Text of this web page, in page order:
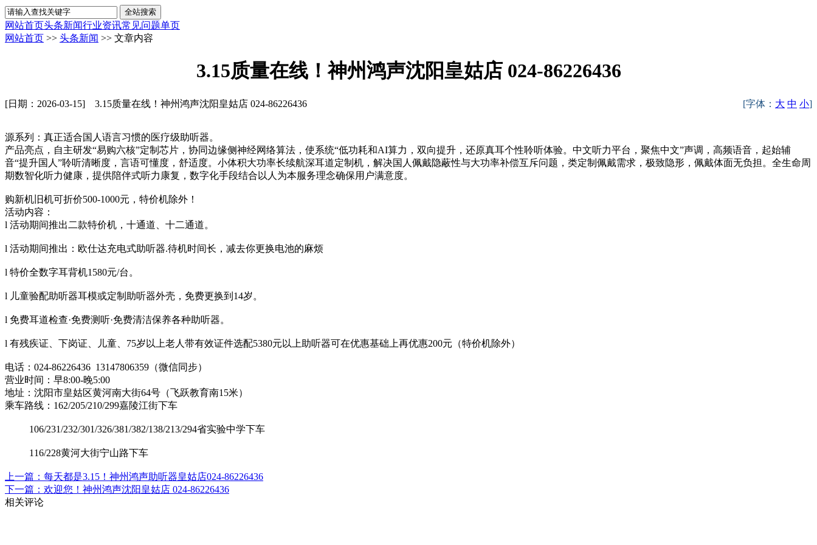
网站首页头条新闻行业资讯常见问题单页
网站首页 >> 头条新闻 >> 文章内容
3.15质量在线！神州鸿声沈阳皇姑店 024-86226436
[日期：2026-03-15] [字体： 大 中 小]
3.15质量在线！神州鸿声沈阳皇姑店 024-86226436
源系列：真正适合国人语言习惯的医疗级助听器。
产品亮点，自主研发“易购六核”定制芯片，协同边缘侧神经网络算法，使系统“低功耗和AI算力，双向提升，还原真耳个性聆听体验。中文听力平台，聚焦中文”声调，高频语音，起始辅
音“提升国人”聆听清晰度，言语可懂度，舒适度。小体积大功率长续航深耳道定制机，解决国人佩戴隐蔽性与大功率补偿互斥问题，类定制佩戴需求，极致隐形，佩戴体面无负担。全生命周
期数智化听力健康，提供陪伴式听力康复，数字化手段结合以人为本服务理念确保用户满意度。
购新机旧机可折价500-1000元，特价机除外！
活动内容：
l 活动期间推出二款特价机，十通道、十二通道。
l 活动期间推出：欧仕达充电式助听器.待机时间长，减去你更换电池的麻烦
l 特价全数字耳背机1580元/台。
l 儿童验配助听器耳模或定制助听器外壳，免费更换到14岁。
l 免费耳道检查·免费测听·免费清洁保养各种助听器。
l 有残疾证、下岗证、儿童、75岁以上老人带有效证件选配5380元以上助听器可在优惠基础上再优惠200元（特价机除外）
电话：024-86226436 13147806359（微信同步）
营业时间：早8:00-晚5:00
地址：沈阳市皇姑区黄河南大街64号（飞跃教育南15米）
乘车路线：162/205/210/299嘉陵江街下车
106/231/232/301/326/381/382/138/213/294省实验中学下车
116/228黄河大街宁山路下车
上一篇：每天都是3.15！神州鸿声助听器皇姑店024-86226436
下一篇：欢迎您！神州鸿声沈阳皇姑店 024-86226436
相关评论